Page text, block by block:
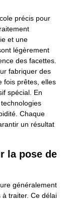
précis pour
et une
légèrement
des facettes.
fabriquer des
fois prêtes, elles
spécial. En
Chaque
un résultat
la pose de
généralement
traiter. Ce délai